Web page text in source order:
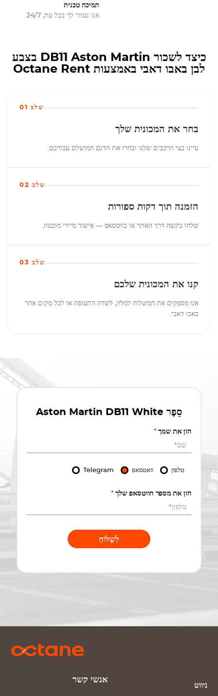
תמיכה טכנית
אנו נעזור לך בכל עת, 24/7
כיצד לשכור DB11 Aston Martin בצבע
לבן באבו דאבי באמצעות Octane Rent
שלב 01
בחר את המכונית שלך
עיינו בצי הרכבים שלנו ובחרו את הדגם המושלם עבורכם.
שלב 02
הזמנה תוך דקות ספורות
שלחו בקשה דרך האתר או בווטסאפ — אישור מיידי מובטח.
שלב 03
קנו את המכונית שלכם
אנו מספקים את המשלוח למלון, לשדה התעופה או לכל מקום אחר
באבו דאבי.
סֵפֶר Aston Martin DB11 White
הזן את שמך*
טלפון וואטסאפ Telegram
הזן את מספר הווטסאפ שלך*
לִשְׁלוֹחַ
אנשי קשר
ניווט